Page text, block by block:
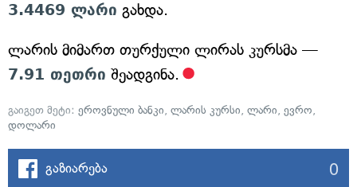
3.4469 ლარი გახდა.
ლარის მიმართ თურქული ლირას კურსმა —
7.91 თეთრი შეადგინა.
გაიგეთ მეტი: ეროვნული ბანკი, ლარის კურსი, ლარი, ევრო,
დოლარი
გაზიარება 0